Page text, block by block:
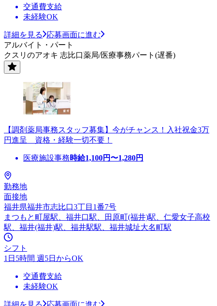
交通費支給
未経験OK
詳細を見る
応募画面に進む
アルバイト・パート
クスリのアオキ 志比口薬局/医療事務パート(遅番)
【調剤薬局事務スタッフ募集】今がチャンス！入社祝金3万
円進呈 資格・経験一切不要！
医療施設事務時給1,100円〜1,280円
勤務地
面接地
福井県福井市志比口3丁目1番7号
まつもと町屋駅、福井口駅、田原町(福井)駅、仁愛女子高校
駅、福井(福井)駅、福井駅駅、福井城址大名町駅
シフト
1日5時間 週5日からOK
交通費支給
未経験OK
詳細を見る 応募画面に進む